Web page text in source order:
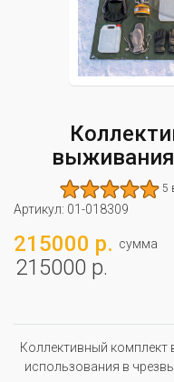
5
Артикул: 01-018309
215000 р. сумма
215000 р.
Коллективный комплект
использования в